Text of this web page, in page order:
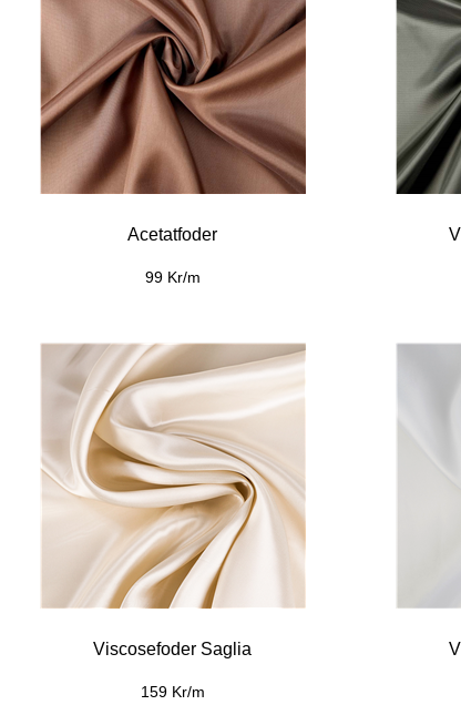
Acetatfoder
99 Kr/m
Viscosefoder Saglia
159 Kr/m